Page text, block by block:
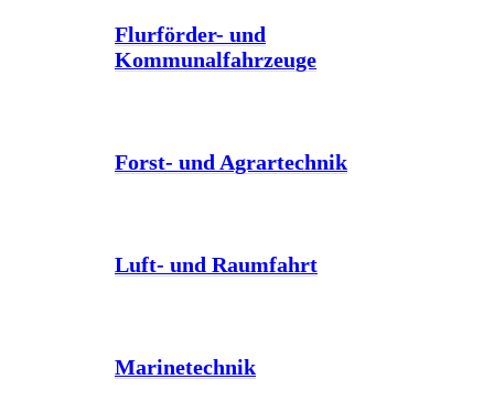
Flurförder- und
Kommunalfahrzeuge
Forst- und Agrartechnik
Luft- und Raumfahrt
Marinetechnik